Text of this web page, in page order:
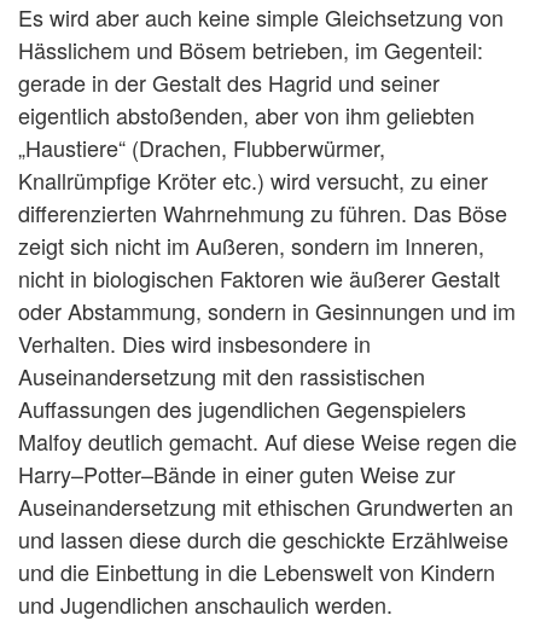
Es wird aber auch keine simple Gleichsetzung von
Hässlichem und Bösem betrieben, im Gegenteil:
gerade in der Gestalt des Hagrid und seiner
eigentlich abstoßenden, aber von ihm geliebten
„Haustiere“ (Drachen, Flubberwürmer,
Knallrümpfige Kröter etc.) wird versucht, zu einer
differenzierten Wahrnehmung zu führen. Das Böse
zeigt sich nicht im Außeren, sondern im Inneren,
nicht in biologischen Faktoren wie äußerer Gestalt
oder Abstammung, sondern in Gesinnungen und im
Verhalten. Dies wird insbesondere in
Auseinandersetzung mit den rassistischen
Auffassungen des jugendlichen Gegenspielers
Malfoy deutlich gemacht. Auf diese Weise regen die
Harry–Potter–Bände in einer guten Weise zur
Auseinandersetzung mit ethischen Grundwerten an
und lassen diese durch die geschickte Erzählweise
und die Einbettung in die Lebenswelt von Kindern
und Jugendlichen anschaulich werden.